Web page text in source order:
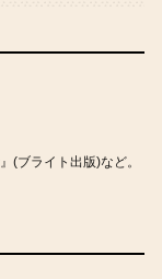
(ブライト出版)など。